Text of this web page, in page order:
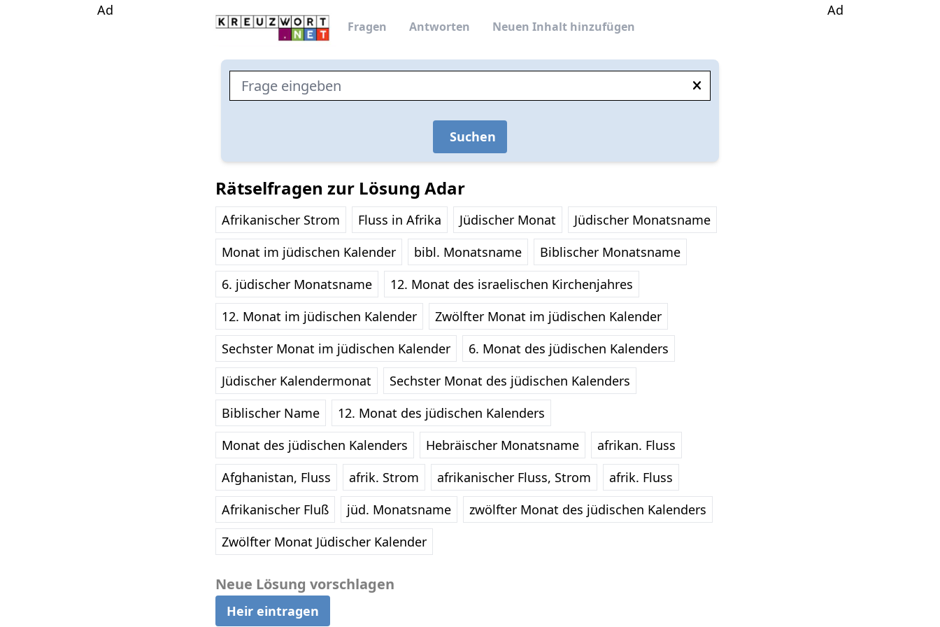
Fragen Antworten Neuen Inhalt hinzufügen
Ad Ad
Suchen
Rätselfragen zur Lösung Adar
Afrikanischer Strom Fluss in Afrika Jüdischer Monat
Jüdischer Monatsname
Monat im jüdischen Kalender
bibl. Monatsname
Biblischer Monatsname
6. jüdischer Monatsname
12. Monat des israelischen Kirchenjahres
12. Monat im jüdischen Kalender
Zwölfter Monat im jüdischen Kalender
Sechster Monat im jüdischen Kalender
6. Monat des jüdischen Kalenders
Jüdischer Kalendermonat
Sechster Monat des jüdischen Kalenders
Biblischer Name
12. Monat des jüdischen Kalenders
Monat des jüdischen Kalenders
Hebräischer Monatsname
afrikan. Fluss
Afghanistan, Fluss
afrik. Strom afrikanischer Fluss, Strom
afrik. Fluss
Afrikanischer Fluß
jüd. Monatsname
zwölfter Monat des jüdischen Kalenders
Zwölfter Monat Jüdischer Kalender
Neue Lösung vorschlagen
Heir eintragen